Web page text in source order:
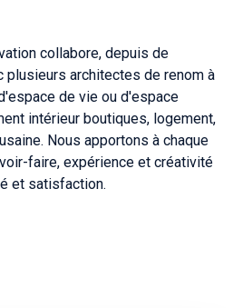
collabore, depuis de
plusieurs architectes de renom à
de vie ou d'espace
intérieur boutiques, logement,
Nous apportons à chaque
faire, expérience et créativité
et satisfaction.